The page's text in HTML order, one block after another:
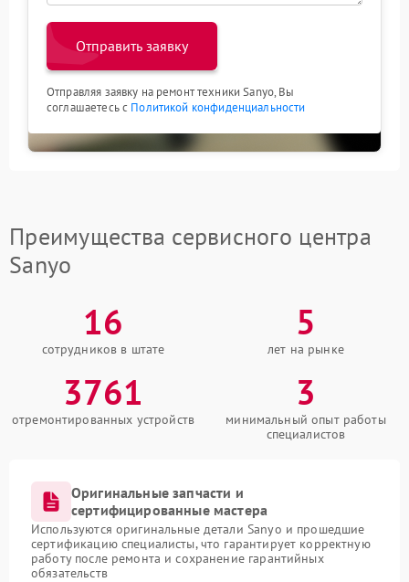
Отправить заявку
Отправляя заявку на ремонт техники Sanyo, Вы
соглашаетесь с Политикой конфиденциальности
Преимущества сервисного центра
Sanyo
16
сотрудников в штате
5
лет на рынке
3761
отремонтированных устройств
3
минимальный опыт работы
специалистов
Оригинальные запчасти и
сертифицированные мастера
Используются оригинальные детали Sanyo и прошедшие
сертификацию специалисты, что гарантирует корректную
работу после ремонта и сохранение гарантийных
обязательств